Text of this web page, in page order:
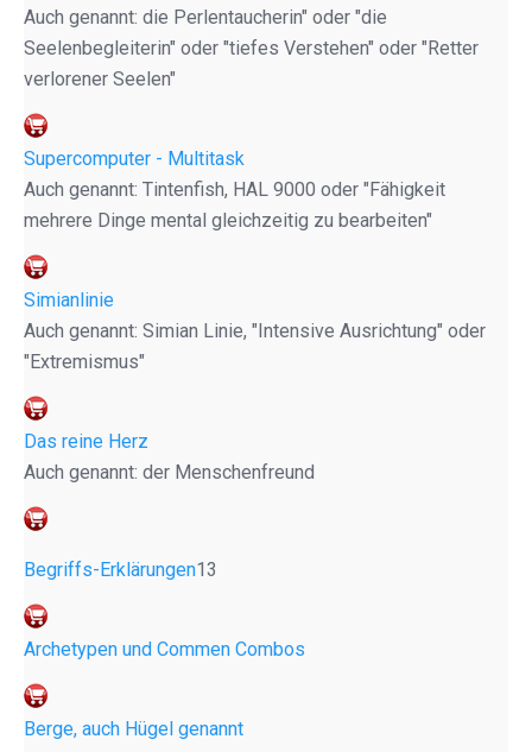
Auch genannt: die Perlentaucherin" oder "die
Seelenbegleiterin" oder "tiefes Verstehen" oder "Retter
verlorener Seelen"
Supercomputer - Multitask
Auch genannt: Tintenfish, HAL 9000 oder "Fähigkeit
mehrere Dinge mental gleichzeitig zu bearbeiten"
Simianlinie
Auch genannt: Simian Linie, "Intensive Ausrichtung" oder
"Extremismus"
Das reine Herz
Auch genannt: der Menschenfreund
Begriffs-Erklärungen13
Archetypen und Commen Combos
Berge, auch Hügel genannt